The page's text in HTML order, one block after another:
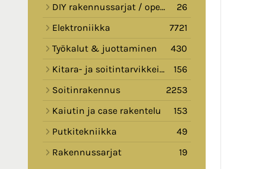
DIY rakennussarjat / opetussarjat
26
Elektroniikka
7721
Työkalut & juottaminen
430
Kitara- ja soitintarvikkeita
156
Soitinrakennus
2253
Kaiutin ja case rakentelu
153
Putkitekniikka
49
Rakennussarjat
19